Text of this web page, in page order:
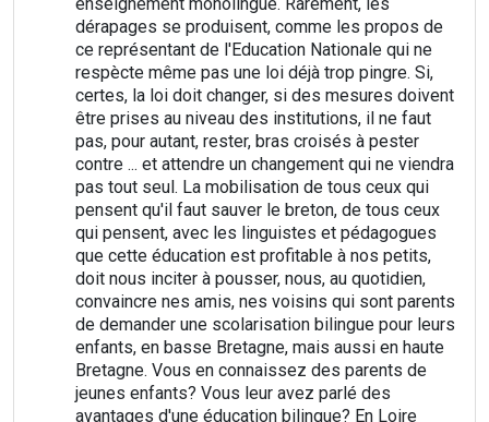
enseignement monolingue. Rarement, les
dérapages se produisent, comme les propos de
ce représentant de l'Education Nationale qui ne
respècte même pas une loi déjà trop pingre. Si,
certes, la loi doit changer, si des mesures doivent
être prises au niveau des institutions, il ne faut
pas, pour autant, rester, bras croisés à pester
contre ... et attendre un changement qui ne viendra
pas tout seul. La mobilisation de tous ceux qui
pensent qu'il faut sauver le breton, de tous ceux
qui pensent, avec les linguistes et pédagogues
que cette éducation est profitable à nos petits,
doit nous inciter à pousser, nous, au quotidien,
convaincre nes amis, nes voisins qui sont parents
de demander une scolarisation bilingue pour leurs
enfants, en basse Bretagne, mais aussi en haute
Bretagne. Vous en connaissez des parents de
jeunes enfants? Vous leur avez parlé des
avantages d'une éducation bilingue? En Loire